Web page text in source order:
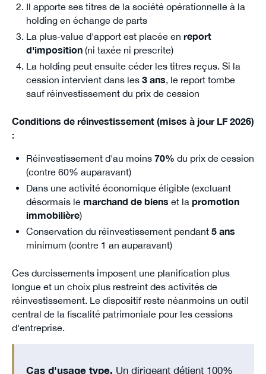
Il apporte ses titres de la société opérationnelle à la
holding en échange de parts
La plus-value d'apport est placée en report
d'imposition(ni taxée ni prescrite)
La holding peut ensuite céder les titres reçus. Si la
cession intervient dans les 3 ans, le report tombe
sauf réinvestissement du prix de cession
Conditions de réinvestissement (mises à jour LF 2026)
:
Réinvestissement d'au moins 70% du prix de cession
(contre 60% auparavant)
Dans une activité économique éligible (excluant
désormais le marchand de biens et la promotion
immobilière)
Conservation du réinvestissement pendant 5 ans
minimum (contre 1 an auparavant)
Ces durcissements imposent une planification plus
longue et un choix plus restreint des activités de
réinvestissement. Le dispositif reste néanmoins un outil
central de la fiscalité patrimoniale pour les cessions
d'entreprise.
Cas d'usage type. Un dirigeant détient 100%